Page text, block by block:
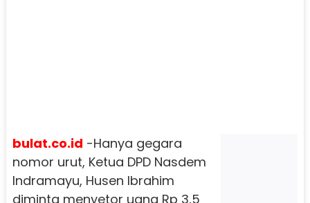
bulat.co.id -Hanya gegara
nomor urut, Ketua DPD Nasdem
Indramayu, Husen Ibrahim
diminta menyetor uang Rp 3,5